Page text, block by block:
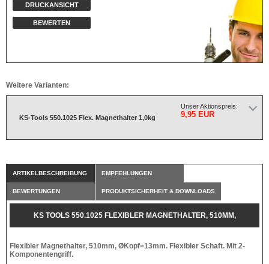
DRUCKANSICHT
BEWERTEN
Weitere Varianten:
KS-Tools 550.1025 Flex. Magnethalter 1,0kg
Unser Aktionspreis:
9,95 EUR
ARTIKELBESCHREIBUNG EMPFEHLUNGEN
BEWERTUNGEN PRODUKTSICHERHEIT & DOWNLOADS
KS TOOLS 550.1025 FLEXIBLER MAGNETHALTER, 510MM,
Flexibler Magnethalter, 510mm, ØKopf=13mm. Flexibler Schaft. Mit 2-
Komponentengriff.